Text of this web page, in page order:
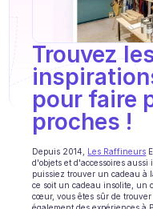
Base
Ticket
IA
Suivi
Trouvez
pour faire
proches !
Depuis 2014, Les Raffineurs
d'objets et d'accessoires
puissiez trouver un cadeau à
ce soit un cadeau insolite, un
cœur, vous êtes sûr de